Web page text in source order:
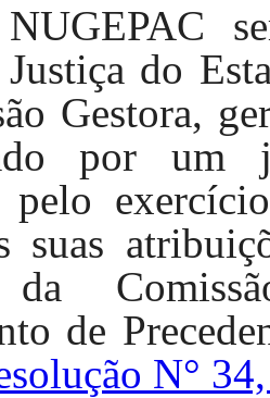
do
Gestora,
por um
pelo
suas
da
de
N°